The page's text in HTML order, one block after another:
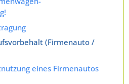
(Firmenauto /
eines Firmenautos